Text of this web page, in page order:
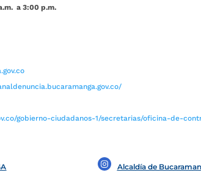
a 3:00 p.m.
gobierno-ciudadanos-1/secretarias/oficina-de-
Alcaldía de